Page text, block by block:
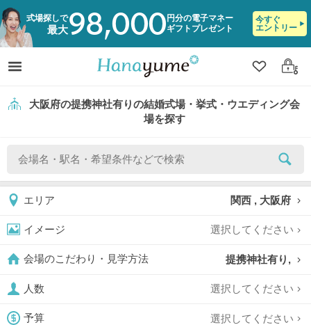
式場探しで
最大98,000 円分の電子マネー
ギフトプレゼント
今すぐ
エントリー
クリップ
ログ
大阪府の提携神社有りの結婚式場・挙式・ウエディング会
場を探す
エリア 関西 , 大阪府
イメージ 選択してください
会場のこだわり・見学方法 提携神社有り,
人数 選択してください
予算 選択してください